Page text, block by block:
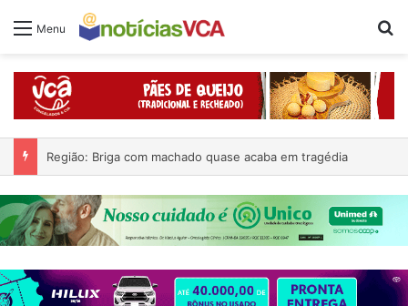
Menu
Região: Briga com machado quase acaba em tragédia